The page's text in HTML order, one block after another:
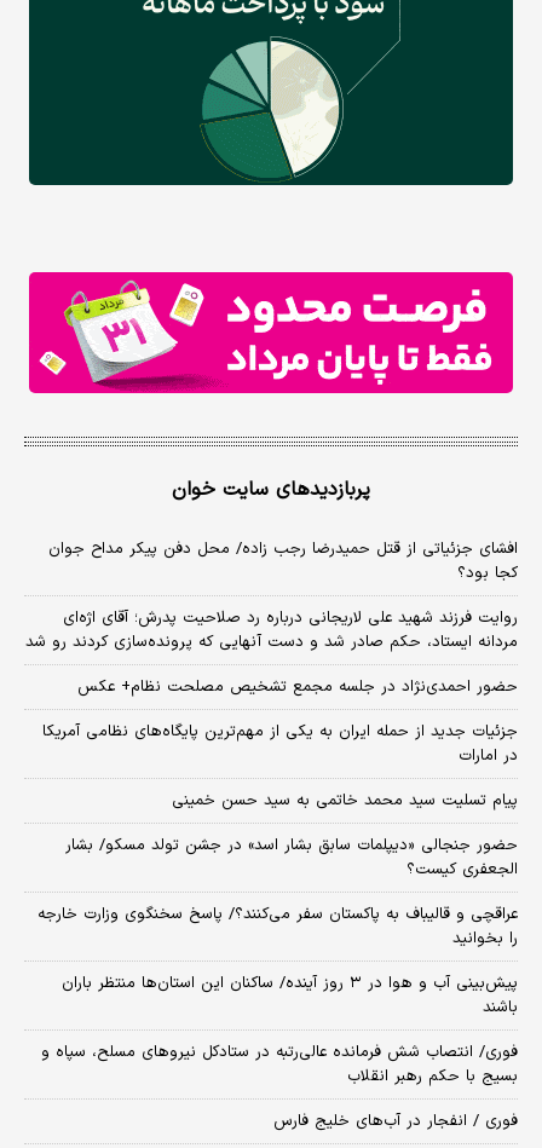
پربازدیدهای سایت خوان
افشای جزئیاتی از قتل حمیدرضا رجب زاده/ محل دفن پیکر مداح جوان
کجا بود؟
روایت فرزند شهید علی لاریجانی درباره رد صلاحیت پدرش؛ آقای اژه‌ای
مردانه ایستاد، حکم صادر شد و دست آنهایی که پرونده‌سازی کردند رو شد
حضور احمدی‌نژاد در جلسه مجمع تشخیص مصلحت نظام+ عکس
جزئیات جدید از حمله ایران به یکی از مهم‌ترین پایگاه‌های نظامی آمریکا
در امارات
پیام تسلیت سید محمد خاتمی به سید حسن خمینی
حضور جنجالی «دیپلمات سابق بشار اسد» در جشن تولد مسکو/ بشار
الجعفری کیست؟
عراقچی و قالیباف به پاکستان سفر می‌کنند؟/ پاسخ سخنگوی وزارت خارجه
را بخوانید
پیش‌بینی آب و هوا در ۳ روز آینده/ ساکنان این استان‌ها منتظر باران
باشند
فوری/ انتصاب شش فرمانده عالی‌رتبه در ستادکل نیروهای مسلح، سپاه و
بسیج با حکم رهبر انقلاب
فوری / انفجار در آب‌های خلیج فارس